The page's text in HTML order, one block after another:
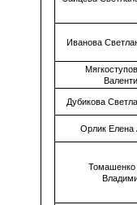
Иванова
Дубикова
Орлик Елена
Томашенко